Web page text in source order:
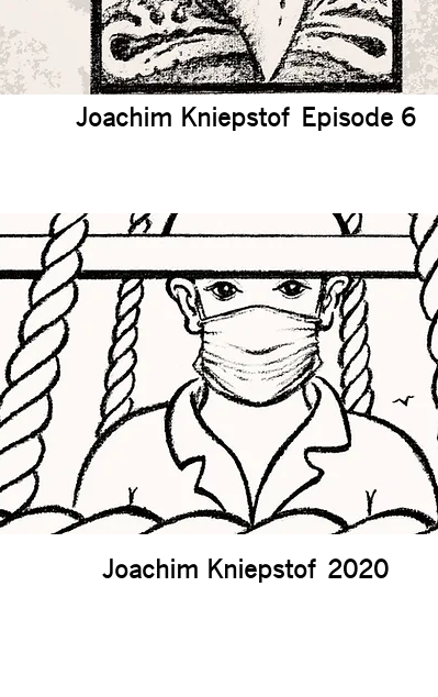
Joachim Kniepstof Episode 6
Joachim Kniepstof 2020